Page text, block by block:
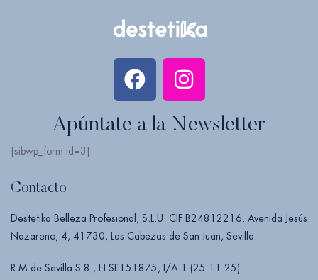
Apúntate a la Newsletter
[sibwp_form id=3]
Contacto
Destetika Belleza Profesional, S.L.U. CIF B24812216. Avenida Jesús
Nazareno, 4, 41730, Las Cabezas de San Juan, Sevilla.
R.M de Sevilla S 8 , H SE151875, I/A 1 (25.11.25).